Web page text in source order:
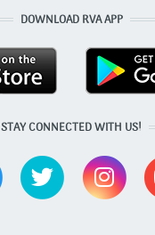
DOWNLOAD RVA APP
STAY CONNECTED WITH US!